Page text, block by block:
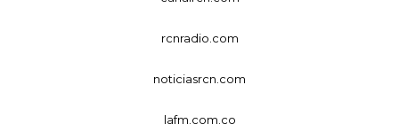
rcnradio.com
noticiasrcn.com
lafm.com.co